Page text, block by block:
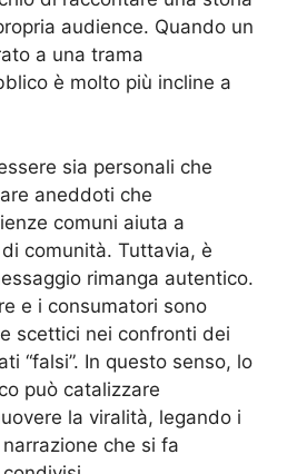
audience. Quando un
a una trama
è molto più incline a
sia personali che
aneddoti che
comuni aiuta a
comunità. Tuttavia, è
rimanga autentico.
e i consumatori sono
scettici nei confronti dei
“falsi”. In questo senso, lo
può catalizzare
la viralità, legando i
che si fa